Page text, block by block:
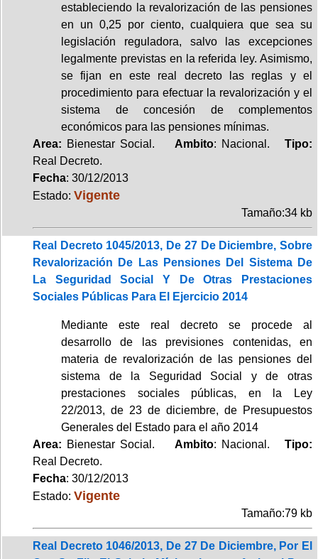
estableciendo la revalorización de las pensiones
en un 0,25 por ciento, cualquiera que sea su
legislación reguladora, salvo las excepciones
legalmente previstas en la referida ley. Asimismo,
se fijan en este real decreto las reglas y el
procedimiento para efectuar la revalorización y el
sistema de concesión de complementos
económicos para las pensiones mínimas.
Area: Bienestar Social. Ambito: Nacional. Tipo:
Real Decreto.
Fecha: 30/12/2013
Estado: Vigente
Tamaño:34 kb
Real Decreto 1045/2013, De 27 De Diciembre, Sobre
Revalorización De Las Pensiones Del Sistema De
La Seguridad Social Y De Otras Prestaciones
Sociales Públicas Para El Ejercicio 2014
Mediante este real decreto se procede al
desarrollo de las previsiones contenidas, en
materia de revalorización de las pensiones del
sistema de la Seguridad Social y de otras
prestaciones sociales públicas, en la Ley
22/2013, de 23 de diciembre, de Presupuestos
Generales del Estado para el año 2014
Area: Bienestar Social. Ambito: Nacional. Tipo:
Real Decreto.
Fecha: 30/12/2013
Estado: Vigente
Tamaño:79 kb
Real Decreto 1046/2013, De 27 De Diciembre, Por El